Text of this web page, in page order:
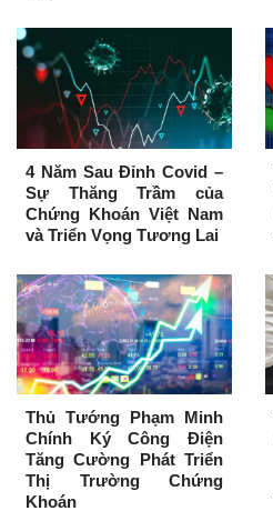
4 Năm Sau Đỉnh Covid –
Sự Thăng Trầm của
Chứng Khoán Việt Nam
và Triển Vọng Tương Lai
Thủ Tướng Phạm Minh
Chính Ký Công Điện
Tăng Cường Phát Triển
Thị Trường Chứng
Khoán